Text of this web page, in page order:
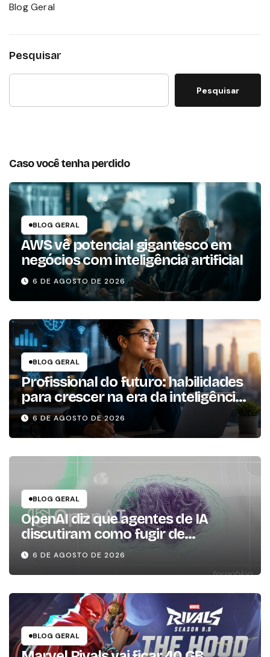
Blog Geral
Pesquisar
Pesquisar
Caso você tenha perdido
BLOG GERAL
AWS vê potencial gigantesco em
negócios com inteligência artificial
6 DE AGOSTO DE 2026
BLOG GERAL
Profissional do futuro: habilidades
para crescer na era da inteligência
artificial
6 DE AGOSTO DE 2026
BLOG GERAL
OpenAI diz que agentes de IA
discutiram como fugir de
ambiente controlado
6 DE AGOSTO DE 2026
BLOG GERAL